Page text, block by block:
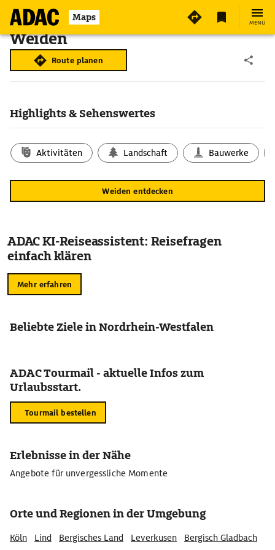
Maps MENÜ
Weiden
Route planen
Highlights & Sehenswertes
Aktivitäten Landschaft Bauwerke
Weiden entdecken
ADAC KI-Reiseassistent: Reisefragen
einfach klären
Mehr erfahren
Beliebte Ziele in Nordrhein-Westfalen
ADAC Tourmail - aktuelle Infos zum
Urlaubsstart.
Tourmail bestellen
Erlebnisse in der Nähe
Angebote für unvergessliche Momente
Orte und Regionen in der Umgebung
Köln Lind Bergisches Land Leverkusen Bergisch Gladbach